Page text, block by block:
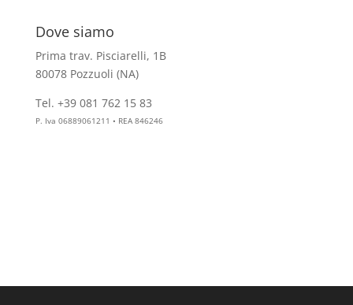
Dove siamo
Prima trav. Pisciarelli, 1B
80078 Pozzuoli (NA)
Tel. +39 081 762 15 83
P. Iva 06889061211 • REA 846246